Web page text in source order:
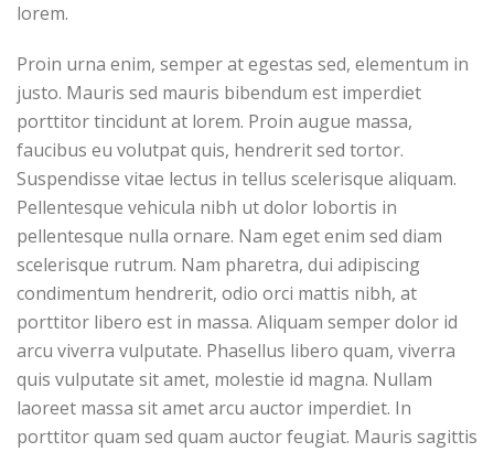
lorem.
Proin urna enim, semper at egestas sed, elementum in
justo. Mauris sed mauris bibendum est imperdiet
porttitor tincidunt at lorem. Proin augue massa,
faucibus eu volutpat quis, hendrerit sed tortor.
Suspendisse vitae lectus in tellus scelerisque aliquam.
Pellentesque vehicula nibh ut dolor lobortis in
pellentesque nulla ornare. Nam eget enim sed diam
scelerisque rutrum. Nam pharetra, dui adipiscing
condimentum hendrerit, odio orci mattis nibh, at
porttitor libero est in massa. Aliquam semper dolor id
arcu viverra vulputate. Phasellus libero quam, viverra
quis vulputate sit amet, molestie id magna. Nullam
laoreet massa sit amet arcu auctor imperdiet. In
porttitor quam sed quam auctor feugiat. Mauris sagittis